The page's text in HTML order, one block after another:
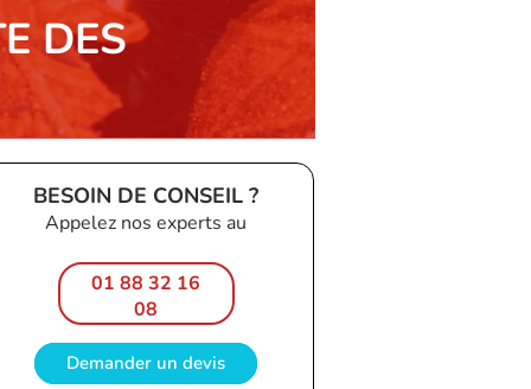
DES
BESOIN DE CONSEIL ?
Appelez nos experts au
01 88 32 16
08
Demander un devis